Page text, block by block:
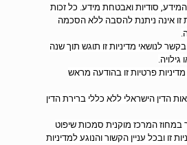
סודיות ואבטחת מידע. כל זכות
זו אינה ניתנת להסבה ללא הסכמה
בקשר לנושאי מדיניות זו תוגש תוך שנה
פרטיות זו בהודעה מראש
הדין הישראלי ללא כללי ברירת הדין
במחוז המרכז מוקנית סמכות שיפוט
זו ובכל עניין הקשור והנוגע למדיניות